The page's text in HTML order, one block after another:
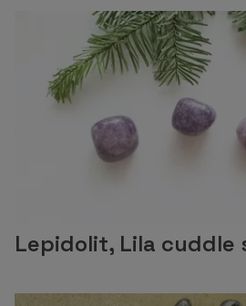
Lepidolit, Lila cuddle